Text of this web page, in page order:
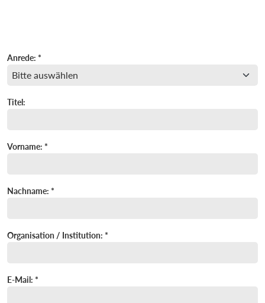
Anrede: *
Titel:
Vorname: *
Nachname: *
Organisation / Institution: *
E-Mail: *